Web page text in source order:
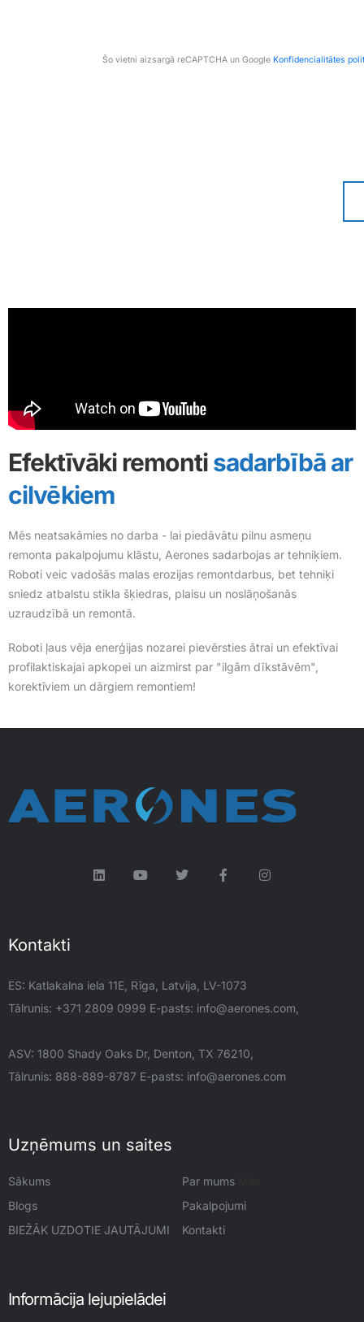
Šo vietni aizsargā reCAPTCHA un Google Konfidencialitātes
Efektīvāki remontisadarbībā ar
cilvēkiem
Mēs neatsakāmies no darba - lai piedāvātu pilnu asmeņu
remonta pakalpojumu klāstu, Aerones sadarbojas ar tehniķiem.
Roboti veic vadošās malas erozijas remontdarbus, bet tehniķi
sniedz atbalstu stikla šķiedras, plaisu un noslāņošanās
uzraudzībā un remontā.
Roboti ļaus vēja enerģijas nozarei pievērsties ātrai un efektīvai
profilaktiskajai apkopei un aizmirst par "ilgām dīkstāvēm",
korektīviem un dārgiem remontiem!
Kontakti
ES: Katlakalna iela 11E, Rīga, Latvija, LV-1073
Tālrunis: +371 2809 0999 E-pasts: info@aerones.com
ASV: 1800 Shady Oaks Dr, Denton, TX 76210,
Tālrunis: 888-889-8787 E-pasts: info@aerones.com
Uzņēmums un saites
Sākums Par mums
Blogs
Pakalpojumi
BIEŽĀK UZDOTIE JAUTĀJUMI
Kontakti
Informācija lejupielādei